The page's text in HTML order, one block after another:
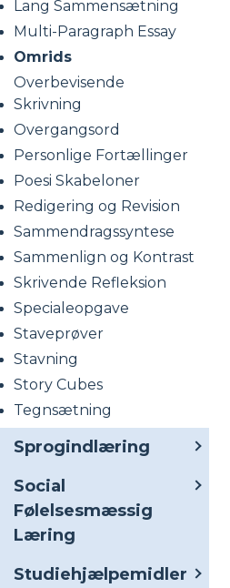
Lang Sammensætning
Multi-Paragraph Essay
Omrids
Overbevisende
Skrivning
Overgangsord
Personlige Fortællinger
Poesi Skabeloner
Redigering og Revision
Sammendragssyntese
Sammenlign og Kontrast
Skrivende Refleksion
Specialeopgave
Staveprøver
Stavning
Story Cubes
Tegnsætning
Sprogindlæring
Social
Følelsesmæssig
Læring
Studiehjælpemidler